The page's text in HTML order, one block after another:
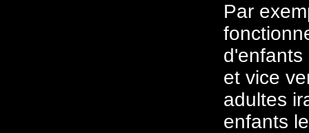
Par
d'enfants
et vice
adultes
enfants